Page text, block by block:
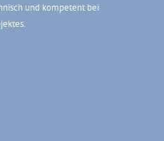
und kompetent bei